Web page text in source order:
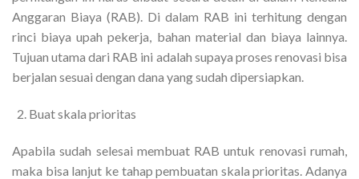
Anggaran Biaya (RAB). Di dalam RAB ini terhitung dengan
rinci biaya upah pekerja, bahan material dan biaya lainnya.
Tujuan utama dari RAB ini adalah supaya proses renovasi bisa
berjalan sesuai dengan dana yang sudah dipersiapkan.
Buat skala prioritas
Apabila sudah selesai membuat RAB untuk renovasi rumah,
maka bisa lanjut ke tahap pembuatan skala prioritas. Adanya